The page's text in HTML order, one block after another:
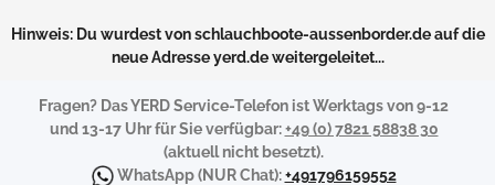
Hinweis: Du wurdest von schlauchboote-aussenborder.de auf die
neue Adresse yerd.de weitergeleitet...
Fragen? Das YERD Service-Telefon ist Werktags von 9-12
und 13-17 Uhr für Sie verfügbar:+49 (0) 7821 58838 30
(aktuell nicht besetzt).
WhatsApp(NUR Chat):+491796159552